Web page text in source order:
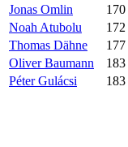
Jonas Omlin
170
Noah Atubolu
172
Thomas Dähne
177
Oliver Baumann
183
Péter Gulácsi
183